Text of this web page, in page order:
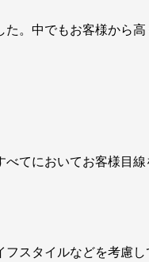
。中でもお客様から高
てにおいてお客様目
スタイルなどを考慮し